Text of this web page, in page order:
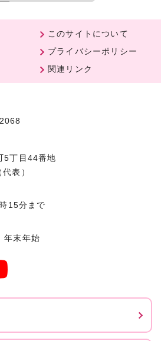
このサイトについて
プライバシーポリシー
関連リンク
5丁目44番地
表）
15分まで
年末年始